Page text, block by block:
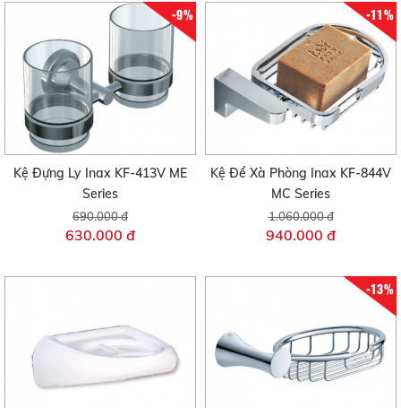
-9%
Kệ Đựng Ly Inax KF-413V ME
Series
690.000 đ
630.000 đ
-11%
Kệ Để Xà Phòng Inax KF-844V
MC Series
1.060.000 đ
940.000 đ
-13%